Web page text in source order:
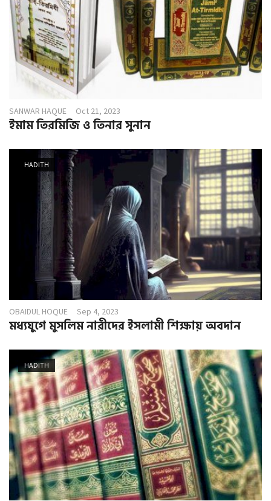
SANWAR HAQUE Oct 21, 2023
ইমাম তিরমিজি ও তিনার সুনান
HADITH
OBAIDUL HOQUE Sep 4, 2023
মধ্যযুগে মুসলিম নারীদের ইসলামী শিক্ষায় অবদান
HADITH